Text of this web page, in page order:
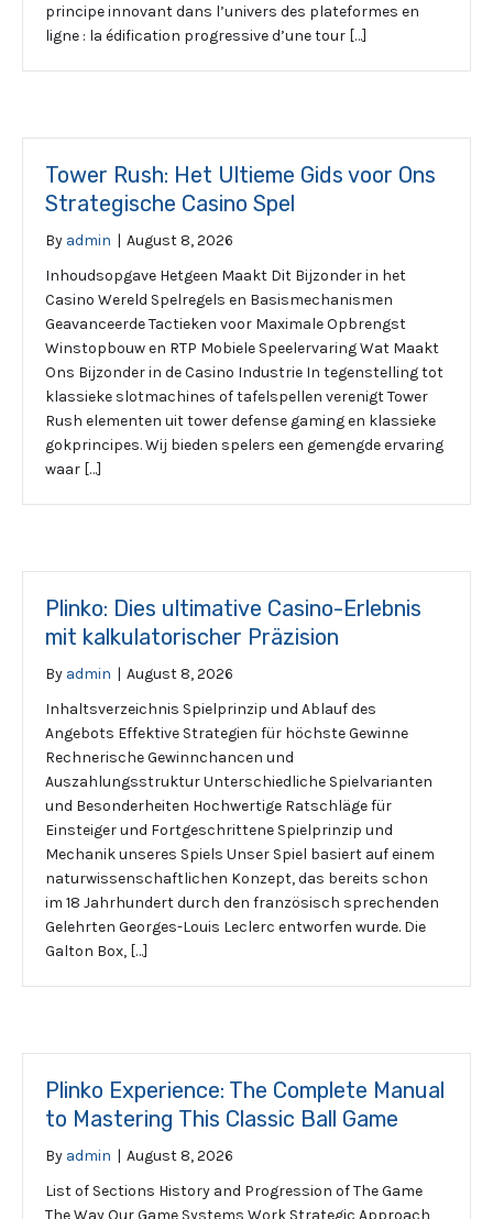
principe innovant dans l’univers des plateformes en
ligne : la édification progressive d’une tour […]
Tower Rush: Het Ultieme Gids voor Ons
Strategische Casino Spel
By admin | August 8, 2026
Inhoudsopgave Hetgeen Maakt Dit Bijzonder in het
Casino Wereld Spelregels en Basismechanismen
Geavanceerde Tactieken voor Maximale Opbrengst
Winstopbouw en RTP Mobiele Speelervaring Wat Maakt
Ons Bijzonder in de Casino Industrie In tegenstelling tot
klassieke slotmachines of tafelspellen verenigt Tower
Rush elementen uit tower defense gaming en klassieke
gokprincipes. Wij bieden spelers een gemengde ervaring
waar […]
Plinko: Dies ultimative Casino-Erlebnis
mit kalkulatorischer Präzision
By admin | August 8, 2026
Inhaltsverzeichnis Spielprinzip und Ablauf des
Angebots Effektive Strategien für höchste Gewinne
Rechnerische Gewinnchancen und
Auszahlungsstruktur Unterschiedliche Spielvarianten
und Besonderheiten Hochwertige Ratschläge für
Einsteiger und Fortgeschrittene Spielprinzip und
Mechanik unseres Spiels Unser Spiel basiert auf einem
naturwissenschaftlichen Konzept, das bereits schon
im 18 Jahrhundert durch den französisch sprechenden
Gelehrten Georges-Louis Leclerc entworfen wurde. Die
Galton Box, […]
Plinko Experience: The Complete Manual
to Mastering This Classic Ball Game
By admin | August 8, 2026
List of Sections History and Progression of The Game
The Way Our Game Systems Work Strategic Approach